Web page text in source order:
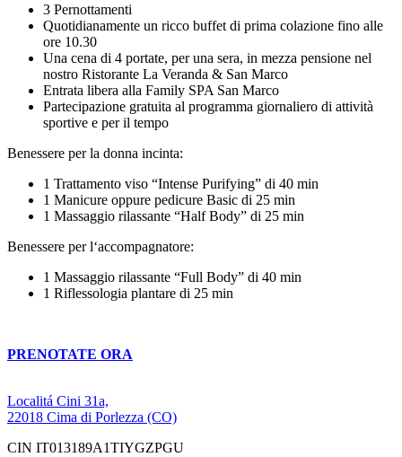
3 Pernottamenti
Quotidianamente un ricco buffet di prima colazione fino alle
ore 10.30
Una cena di 4 portate, per una sera, in mezza pensione nel
nostro Ristorante La Veranda & San Marco
Entrata libera alla Family SPA San Marco
Partecipazione gratuita al programma giornaliero di attività
sportive e per il tempo
Benessere per la donna incinta:
1 Trattamento viso “Intense Purifying” di 40 min
1 Manicure oppure pedicure Basic di 25 min
1 Massaggio rilassante “Half Body” di 25 min
Benessere per l‘accompagnatore:
1 Massaggio rilassante “Full Body” di 40 min
1 Riflessologia plantare di 25 min
PRENOTATE ORA
Localitá Cini 31a,
22018 Cima di Porlezza (CO)
CIN IT013189A1TIYGZPGU